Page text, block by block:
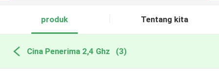
produk Tentang kita
Cina Penerima 2,4 Ghz (3)